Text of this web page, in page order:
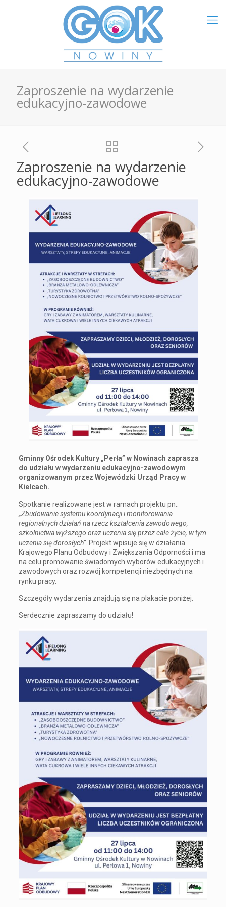
Zaproszenie na wydarzenie
edukacyjno-zawodowe
Zaproszenie na wydarzenie
edukacyjno-zawodowe
Gminny Ośrodek Kultury „Perła” w Nowinach zaprasza
do udziału w wydarzeniu edukacyjno-zawodowym
organizowanym przez Wojewódzki Urząd Pracy w
Kielcach.
Spotkanie realizowane jest w ramach projektu pn.:
„Zbudowanie systemu koordynacji i monitorowania
regionalnych działań na rzecz kształcenia zawodowego,
szkolnictwa wyższego oraz uczenia się przez całe życie, w tym
uczenia się dorosłych”. Projekt wpisuje się w działania
Krajowego Planu Odbudowy i Zwiększania Odporności i ma
na celu promowanie świadomych wyborów edukacyjnych i
zawodowych oraz rozwój kompetencji niezbędnych na
rynku pracy.
Szczegóły wydarzenia znajdują się na plakacie poniżej.
Serdecznie zapraszamy do udziału!